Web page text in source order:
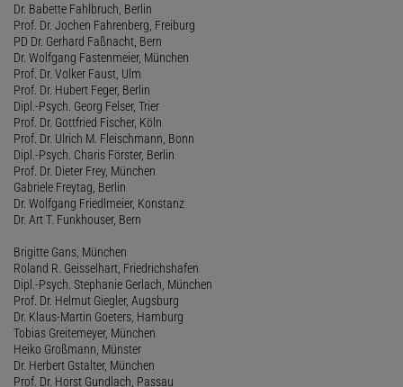
Dr. Babette Fahlbruch, Berlin
Prof. Dr. Jochen Fahrenberg, Freiburg
PD Dr. Gerhard Faßnacht, Bern
Dr. Wolfgang Fastenmeier, München
Prof. Dr. Volker Faust, Ulm
Prof. Dr. Hubert Feger, Berlin
Dipl.-Psych. Georg Felser, Trier
Prof. Dr. Gottfried Fischer, Köln
Prof. Dr. Ulrich M. Fleischmann, Bonn
Dipl.-Psych. Charis Förster, Berlin
Prof. Dr. Dieter Frey, München
Gabriele Freytag, Berlin
Dr. Wolfgang Friedlmeier, Konstanz
Dr. Art T. Funkhouser, Bern
Brigitte Gans, München
Roland R. Geisselhart, Friedrichshafen
Dipl.-Psych. Stephanie Gerlach, München
Prof. Dr. Helmut Giegler, Augsburg
Dr. Klaus-Martin Goeters, Hamburg
Tobias Greitemeyer, München
Heiko Großmann, Münster
Dr. Herbert Gstalter, München
Prof. Dr. Horst Gundlach, Passau